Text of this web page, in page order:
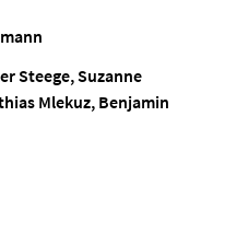
Steege, Suzanne
Mlekuz, Benjamin